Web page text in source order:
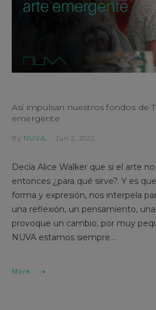
Así impulsan nuestros fondos de
emergente
By NUVA Jun 2, 2022
Decía Alice Walker que si el arte
entonces ¿para qué sirve?. Y es
forma y expresión, nos interpela
una reflexión, un pensamiento,
provoque un cambio, por muy
NUVA estamos siempre...
More